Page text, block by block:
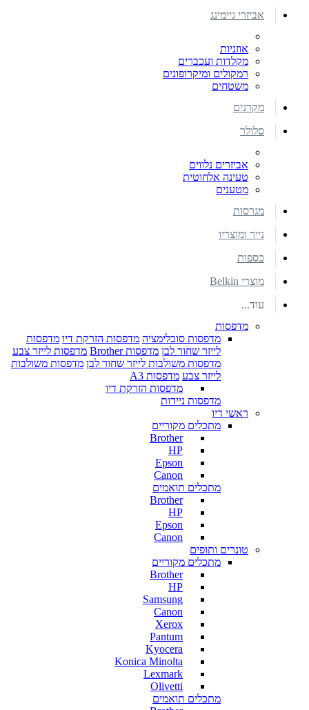
אביזרי גיימינג
אוזניות
מקלדות ועכברים
רמקולים ומיקרופונים
משטחים
מקרנים
סלולר
אביזרים נלווים
טעינה אלחוטית
מטענים
מגרסות
נייר ומוצריו
כספות
מוצרי Belkin
עוד...
מדפסות
מדפסות סובלימציה מדפסות הזרקת דיו מדפסות
לייזר שחור לבן מדפסות Brother
מדפסות לייזר צבע
מדפסות משולבות לייזר שחור לבן מדפסות משולבות
לייזר צבע מדפסות A3
מדפסות הזרקת דיו
מדפסות ניידות
ראשי דיו
מתכלים מקוריים
Brother
HP
Epson
Canon
מתכלים תואמים
Brother
HP
Epson
Canon
טונרים ותופים
מתכלים מקוריים
Brother
HP
Samsung
Canon
Xerox
Pantum
Kyocera
Konica Minolta
Lexmark
Olivetti
מתכלים תואמים